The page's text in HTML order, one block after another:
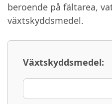
beroende på fältarea,
växtskyddsmedel.
Växtskyddsmedel: